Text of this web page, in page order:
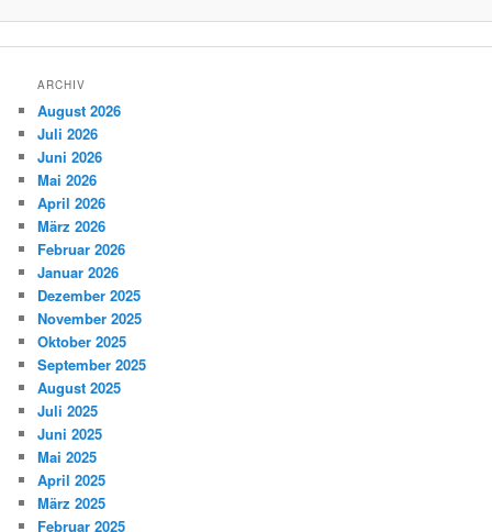
ARCHIV
August 2026
Juli 2026
Juni 2026
Mai 2026
April 2026
März 2026
Februar 2026
Januar 2026
Dezember 2025
November 2025
Oktober 2025
September 2025
August 2025
Juli 2025
Juni 2025
Mai 2025
April 2025
März 2025
Februar 2025